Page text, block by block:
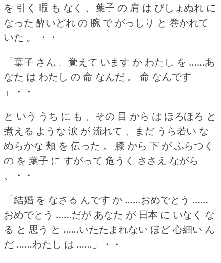
を 引く 暇 も なく 、葉子 の 肩 は びしょぬれ に
なった 酔いどれ の 腕 で がっしり と 巻かれて
いた 。
・・
「葉子 さん 、覚えて います か わたし を ……あ
なた は わたし の 命 なんだ 。
命 なんです
」・・
と いう うち に も 、その 目 から は ほろほろ と
煮える ような 涙 が 流れて 、まだ うら若い な
めらかな 頬 を 伝った 。
膝 から 下 が ふらつく
の を 葉子 に すがって 危うく ささえ ながら
、・・
「結婚 を なさる んです か ……おめでとう ……
おめでとう ……だが あなた が 日本 に いなく な
る と 思う と ……いたたまれない ほど 心細い ん
だ ……わたし は ……」・・